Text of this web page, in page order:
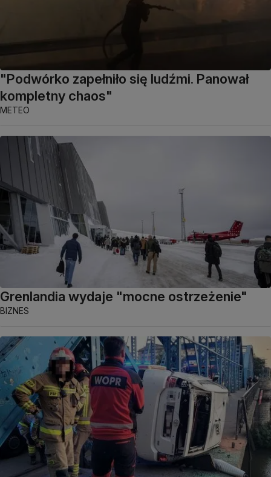
"Podwórko zapełniło się ludźmi. Panował
kompletny chaos"
METEO
Grenlandia wydaje "mocne ostrzeżenie"
BIZNES